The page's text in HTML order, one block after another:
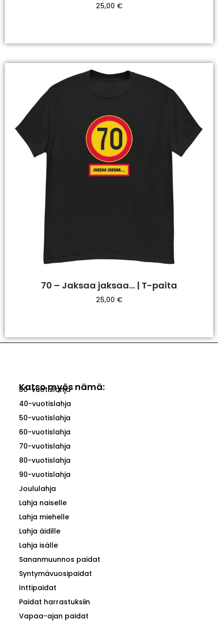
25,00 €
70 – Jaksaa jaksaa… | T-paita
25,00 €
Katso myös nämä:
30-vuotislahja
40-vuotislahja
50-vuotislahja
60-vuotislahja
70-vuotislahja
80-vuotislahja
90-vuotislahja
Joululahja
Lahja naiselle
Lahja miehelle
Lahja äidille
Lahja isälle
Sananmuunnos paidat
Syntymävuosipaidat
Inttipaidat
Paidat harrastuksiin
Vapaa-ajan paidat